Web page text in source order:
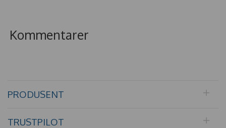
Kommentarer
PRODUSENT
TRUSTPILOT